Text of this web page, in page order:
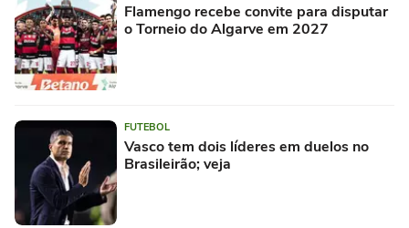
Flamengo recebe convite para disputar
o Torneio do Algarve em 2027
FUTEBOL
Vasco tem dois líderes em duelos no
Brasileirão; veja